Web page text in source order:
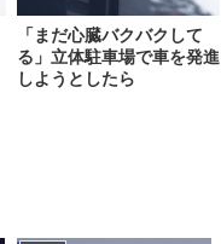
「まだ心臓バクバクして
る」立体駐車場で車を発進
しようとしたら